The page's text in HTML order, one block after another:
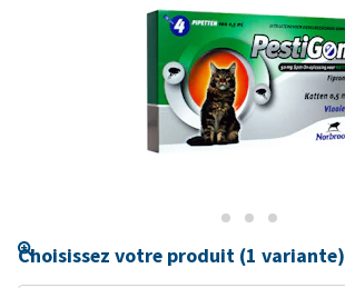
Choisissez votre produit (1 variante)